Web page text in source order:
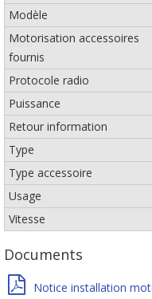
Modèle
Motorisation accessoires
fournis
Protocole radio
Puissance
Retour information
Type
Type accessoire
Usage
Vitesse
Documents
Notice installation